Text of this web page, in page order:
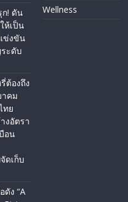
ก! ดัน
ห้เป็น
ข่งขัน
ะดับ
ต้องถึง
คม
ทย
งอัตรา
อน
ดเก็บ
ดัง “A
Wellness